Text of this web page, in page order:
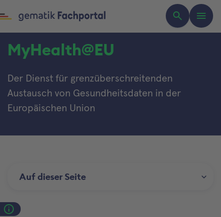
MyHealth@EU
Der Dienst für grenzüberschreitenden
Austausch von Gesundheitsdaten in der
Europäischen Union
Auf dieser Seite